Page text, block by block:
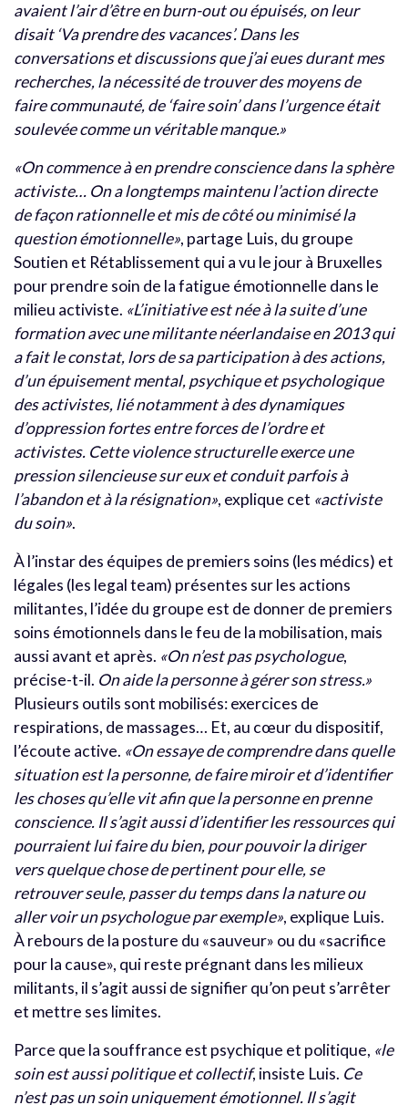
avaient l’air d’être en burn-out ou épuisés, on leur
disait ‘Va prendre des vacances’. Dans les
conversations et discussions que j’ai eues durant mes
recherches, la nécessité de trouver des moyens de
faire communauté, de ‘faire soin’ dans l’urgence était
soulevée comme un véritable manque.»
«On commence à en prendre conscience dans la sphère
activiste… On a longtemps maintenu l’action directe
de façon rationnelle et mis de côté ou minimisé la
question émotionnelle», partage Luis, du groupe
Soutien et Rétablissement qui a vu le jour à Bruxelles
pour prendre soin de la fatigue émotionnelle dans le
milieu activiste. «L’initiative est née à la suite d’une
formation avec une militante néerlandaise en 2013 qui
a fait le constat, lors de sa participation à des actions,
d’un épuisement mental, psychique et psychologique
des activistes, lié notamment à des dynamiques
d’oppression fortes entre forces de l’ordre et
activistes. Cette violence structurelle exerce une
pression silencieuse sur eux et conduit parfois à
l’abandon et à la résignation», explique cet «activiste
du soin».
À l’instar des équipes de premiers soins (les médics) et
légales (les legal team) présentes sur les actions
militantes, l’idée du groupe est de donner de premiers
soins émotionnels dans le feu de la mobilisation, mais
aussi avant et après. «On n’est pas psychologue,
précise-t-il. On aide la personne à gérer son stress.»
Plusieurs outils sont mobilisés: exercices de
respirations, de massages… Et, au cœur du dispositif,
l’écoute active. «On essaye de comprendre dans quelle
situation est la personne, de faire miroir et d’identifier
les choses qu’elle vit afin que la personne en prenne
conscience. Il s’agit aussi d’identifier les ressources qui
pourraient lui faire du bien, pour pouvoir la diriger
vers quelque chose de pertinent pour elle, se
retrouver seule, passer du temps dans la nature ou
aller voir un psychologue par exemple», explique Luis.
À rebours de la posture du «sauveur» ou du «sacrifice
pour la cause», qui reste prégnant dans les milieux
militants, il s’agit aussi de signifier qu’on peut s’arrêter
et mettre ses limites.
Parce que la souffrance est psychique et politique, «le
soin est aussi politique et collectif, insiste Luis. Ce
n’est pas un soin uniquement émotionnel. Il s’agit